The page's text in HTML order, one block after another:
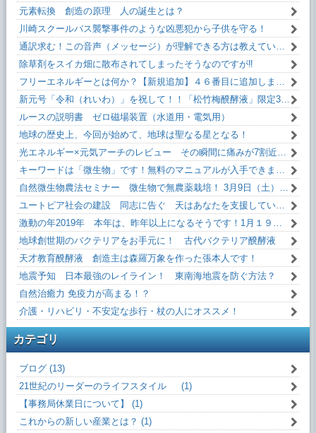
元素転換 創造の原理 人の誕生とは？
川崎スクールバス襲撃事件のような凶悪犯から子供を守る！
通訳求む！この音声（メッセージ）が理解できる方は教えていただけるとうれしいです！
除草剤をスイカ畑に散布されてしまったそうなのですが‼
フリーエネルギーとは何か？【新規追加】４６番目に追加しました！無料です！
新元号「令和（れいわ）」を祝して！！「松竹梅醗酵液」限定35本。
ルースの説明書 ゼロ磁場装置（水道用・電気用）
地球の歴史上、今回が始めて、地球は聖なる星となる！
光エネルギー×元気アーチのレビュー その瞬間に痛みが7割近く減った！
キーワードは「微生物」です！無料のマニュアルが入手できます。
自然微生物農法セミナー 微生物で無農薬栽培！ 3月9日（土）13:10～
ユートピア社会の建設 同志に告ぐ 天はあなたを支援しています！
激動の年2019年 本年は、昨年以上になるそうです！1月１９日(土)13:10～
地球創世期のバクテリアをお手元に！ 古代バクテリア醗酵液
天才教育醗酵液 創造主は森羅万象を作った張本人です！
地震予知 日本最強のレイライン！ 東南海地震を防ぐ方法？
自然治癒力 免疫力が高まる！？
介護・リハビリ・不安定な歩行・杖の人にオススメ！
カテゴリ
ブログ (13)
21世紀のリーダーのライフスタイル (1)
【事務局休業日について】 (1)
これからの新しい産業とは？ (1)